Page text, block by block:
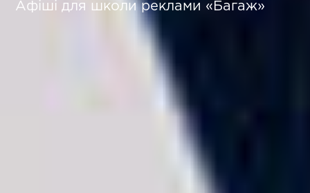
Афіші для школи реклами «Багаж»